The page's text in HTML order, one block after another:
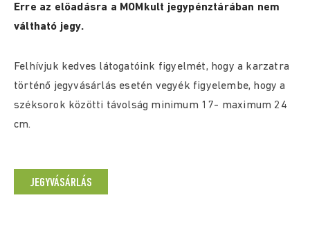
Erre az előadásra a MOMkult jegypénztárában nem
váltható jegy.
Felhívjuk kedves látogatóink figyelmét, hogy a karzatra
történő jegyvásárlás esetén vegyék figyelembe, hogy a
széksorok közötti távolság minimum 17- maximum 24
cm.
JEGYVÁSÁRLÁS